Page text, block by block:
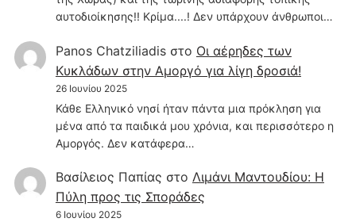
αυτοδιοίκησης!! Κρίμα....! Δεν υπάρχουν άνθρωποι…
Panos Chatziliadisστο Οι αέρηδες των
Κυκλάδων στην Αμοργό για λίγη δροσιά!
26 Ιουνίου 2025
Κάθε Ελληνικό νησί ήταν πάντα μια πρόκληση για
μένα από τα παιδικά μου χρόνια, και περισσότερο η
Αμοργός. Δεν κατάφερα…
Βασίλειος Παπίας στο Λιμάνι Μαντουδίου: Η
Πύλη προς τις Σποράδες
6 Ιουνίου 2025